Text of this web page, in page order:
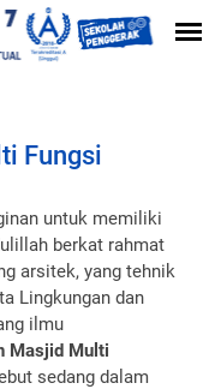
Fungsi
untuk memiliki
berkat rahmat
arsitek, yang tehnik
Lingkungan dan
ilmu
Masjid Multi
sedang dalam